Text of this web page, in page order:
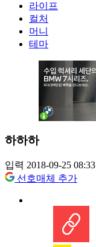
라이프
컬처
머니
테마
하하하
입력 2018-09-25 08:33
선호매체 추가